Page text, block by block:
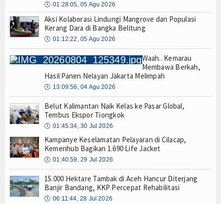
🕔 01:28:05, 05 Agu 2026
Aksi Kolaborasi Lindungi Mangrove dan Populasi
Kerang Dara di Bangka Belitung
🕔 01:12:22, 05 Agu 2026
Waah.. Kemarau
Membawa Berkah,
Hasil Panen Nelayan Jakarta Melimpah
🕔 13:09:56, 04 Agu 2026
Belut Kalimantan Naik Kelas ke Pasar Global,
Tembus Ekspor Tiongkok
🕔 01:45:34, 30 Jul 2026
Kampanye Keselamatan Pelayaran di Cilacap,
Kemenhub Bagikan 1.690 Life Jacket
🕔 01:40:59, 29 Jul 2026
15.000 Hektare Tambak di Aceh Hancur Diterjang
Banjir Bandang, KKP Percepat Rehabilitasi
🕔 06:11:44, 28 Jul 2026